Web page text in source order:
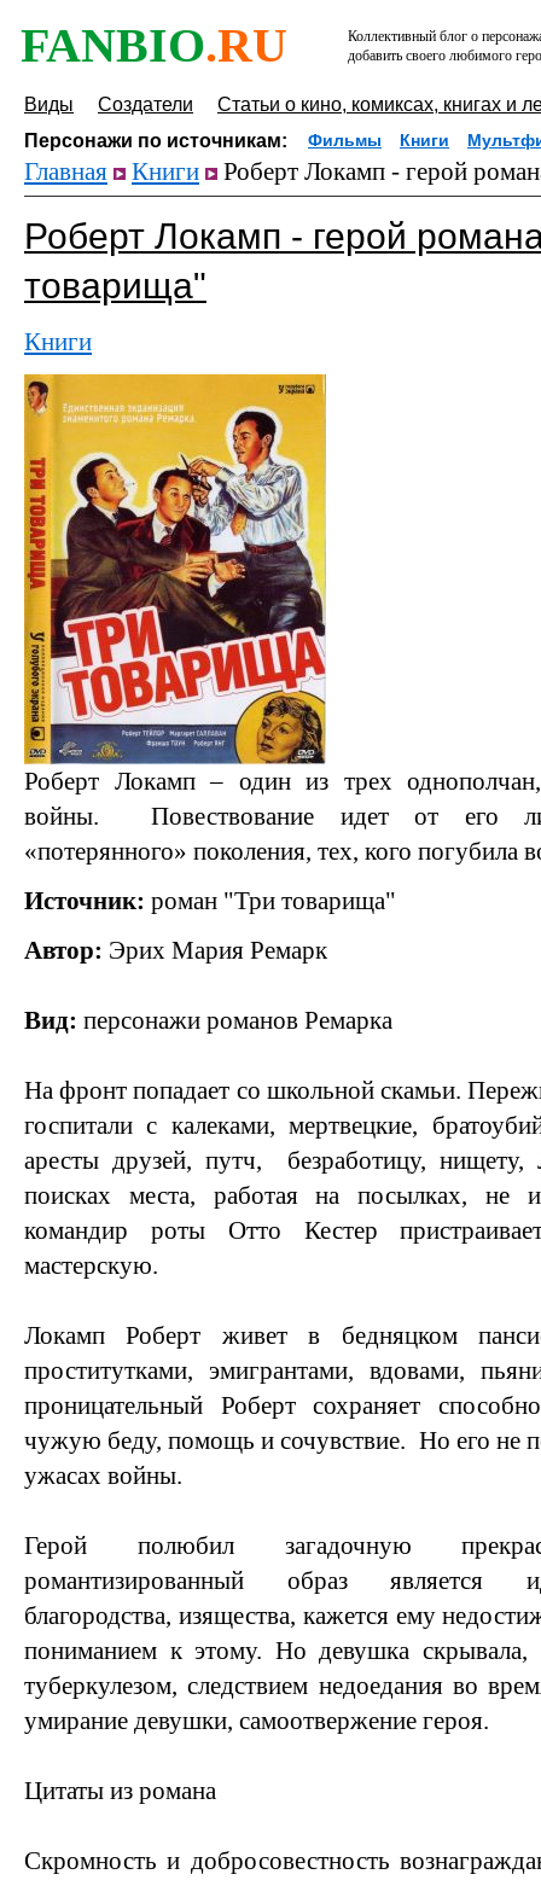
FANBIO.RU
Коллективный блог о
добавить своего любимого
Виды Создатели
Статьи о кино, комиксах, книгах и
Персонажи по источникам:
Фильмы Книги
Главная Книги Роберт Локамп - герой
Роберт Локамп - герой
товарища"
Книги
Роберт Локамп – один из трех
войны. Повествование идет от его
«потерянного» поколения, тех, кого погубила
Источник: роман "Три товарища"
Автор: Эрих Мария Ремарк
Вид: персонажи романов Ремарка
На фронт попадает со школьной скамьи.
госпитали с калеками, мертвецкие,
аресты друзей, путч, безработицу, нищету,
поисках места, работая на посылках, не
командир роты Отто Кестер
мастерскую.
Локамп Роберт живет в бедняцком
проститутками, эмигрантами, вдовами,
проницательный Роберт сохраняет
чужую беду, помощь и сочувствие. Но его не
ужасах войны.
Герой полюбил загадочную
романтизированный образ является
благородства, изящества, кажется ему
пониманием к этому. Но девушка
туберкулезом, следствием недоедания во
умирание девушки, самоотвержение героя.
Цитаты из романа
Скромность и добросовестность